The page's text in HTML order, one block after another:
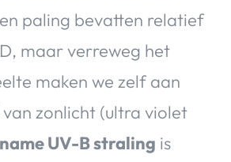
paling bevatten relatief
maar verreweg het
maken we zelf aan
zonlicht (ultra violet
UV-B straling is